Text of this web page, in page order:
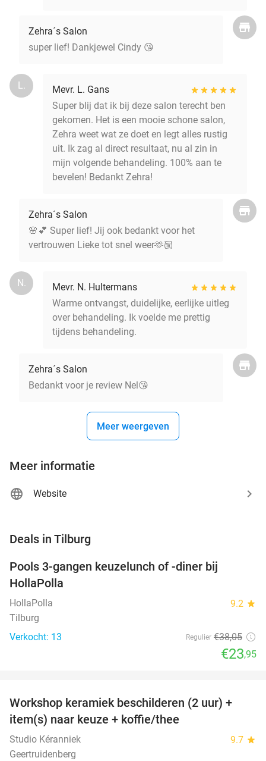
Zehra´s Salon
super lief! Dankjewel Cindy 😘
L.
Mevr. L. Gans
Super blij dat ik bij deze salon terecht ben
gekomen. Het is een mooie schone salon,
Zehra weet wat ze doet en legt alles rustig
uit. Ik zag al direct resultaat, nu al zin in
mijn volgende behandeling. 100% aan te
bevelen! Bedankt Zehra!
Zehra´s Salon
🌸💕 Super lief! Jij ook bedankt voor het
vertrouwen Lieke tot snel weer🫶🏼
N.
Mevr. N. Hultermans
Warme ontvangst, duidelijke, eerlijke uitleg
over behandeling. Ik voelde me prettig
tijdens behandeling.
Zehra´s Salon
Bedankt voor je review Nel😘
Meer weergeven
Meer informatie
Website
Deals in Tilburg
TODAY
Pools 3-gangen keuzelunch of -diner bij
HollaPolla
HollaPolla 9.2 star
Tilburg
Verkocht: 13
Regulier €38,05
€23,95
43%
TODAY
Workshop keramiek beschilderen (2 uur) +
item(s) naar keuze + koffie/thee
Studio Kéranniek 9.7 star
Geertruidenberg